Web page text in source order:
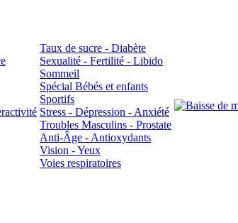
Taux de sucre - Diabète
Sexualité - Fertilité - Libido
Sommeil
Spécial Bébés et enfants
Sportifs
Stress - Dépression - Anxiété
Troubles Masculins - Prostate
Anti-Âge - Antioxydants
Vision - Yeux
Voies respiratoires